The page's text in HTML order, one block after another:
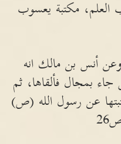
العلم، مكتبة يعسوب
ص24 }. وعن أنس بن مالك انه
بمجال فألقاها، ثم
عن رسول الله (ص)